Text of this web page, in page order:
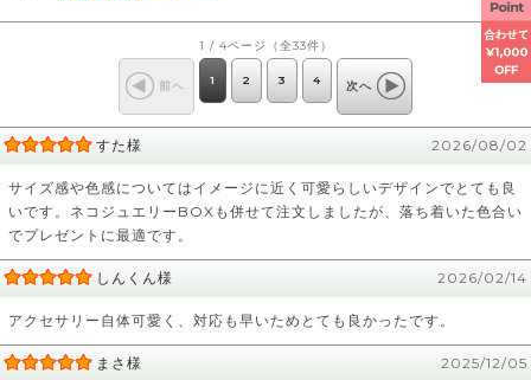
1 / 4ページ（全33件）
前へ 1 2 3 4 次へ
すた様 2026/08/02
サイズ感や色感についてはイメージに近く可愛らしいデザインでとても良
いです。ネコジュエリーBOXも併せて注文しましたが、落ち着いた色合い
でプレゼントに最適です。
しんくん様 2026/02/14
アクセサリー自体可愛く、対応も早いためとても良かったです。
まさ様 2025/12/05